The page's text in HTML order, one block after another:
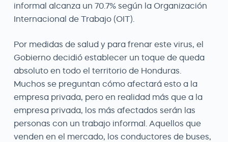
informal alcanza un 70.7% según la Organización
Internacional de Trabajo (OIT).
Por medidas de salud y para frenar este virus, el
Gobierno decidió establecer un toque de queda
absoluto en todo el territorio de Honduras.
Muchos se preguntan cómo afectará esto a la
empresa privada, pero en realidad más que a la
empresa privada, los más afectados serán las
personas con un trabajo informal. Aquellos que
venden en el mercado, los conductores de buses,